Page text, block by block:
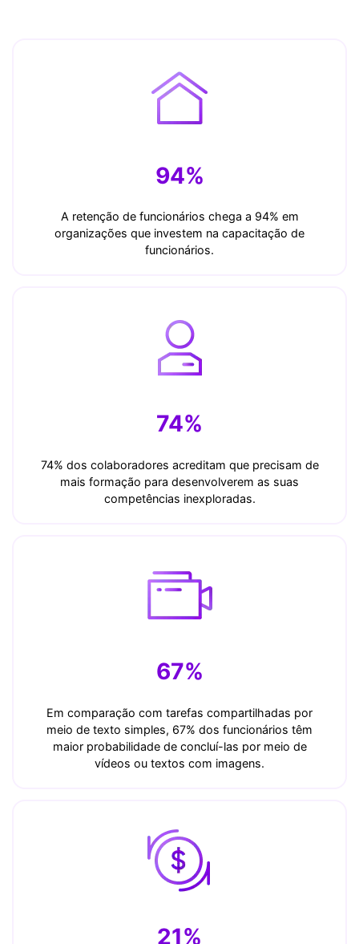
94%
A retenção de funcionários chega a 94% em
organizações que investem na capacitação de
funcionários.
74%
74% dos colaboradores acreditam que precisam de
mais formação para desenvolverem as suas
competências inexploradas.
67%
Em comparação com tarefas compartilhadas por
meio de texto simples, 67% dos funcionários têm
maior probabilidade de concluí-las por meio de
vídeos ou textos com imagens.
21%